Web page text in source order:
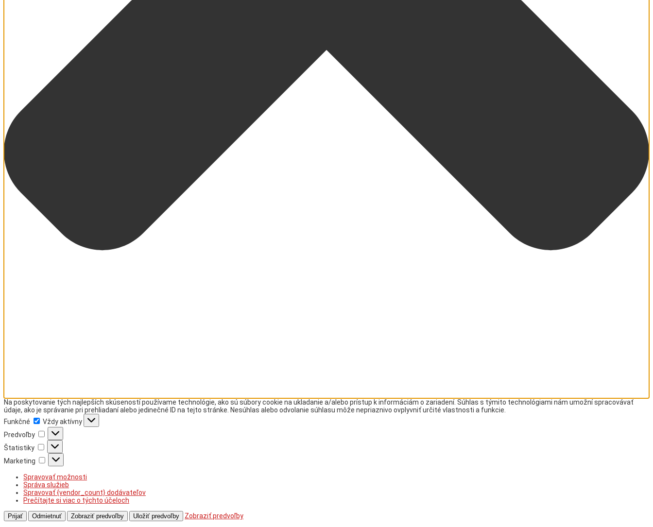
Na poskytovanie tých najlepších skúseností používame technológie, ako sú súbory cookie na ukladanie a/alebo prístup k informáciám o zariadení. Súhlas s týmito technológiami nám umožní spracovávať
údaje, ako je správanie pri prehliadaní alebo jedinečné ID na tejto stránke. Nesúhlas alebo odvolanie súhlasu môže nepriaznivo ovplyvniť určité vlastnosti a funkcie.
Funkčné
Funkčné
Vždy aktívny
Predvoľby
Predvoľby
Štatistiky
Štatistiky
Marketing
Marketing
Spravovať možnosti
Správa služieb
Spravovať {vendor_count} dodávateľov
Prečítajte si viac o týchto účeloch
Prijať Odmietnuť Zobraziť predvoľby Uložiť predvoľby Zobraziť predvoľby